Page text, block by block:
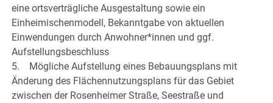
eine ortsverträgliche Ausgestaltung sowie ein
Einheimischenmodell, Bekanntgabe von aktuellen
Einwendungen durch Anwohner*innen und ggf.
Aufstellungsbeschluss
5. Mögliche Aufstellung eines Bebauungsplans mit
Änderung des Flächennutzungsplans für das Gebiet
zwischen der Rosenheimer Straße, Seestraße und